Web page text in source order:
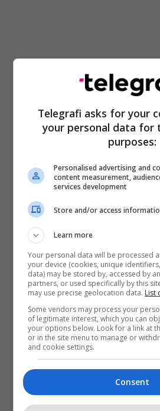
Chelsea Premier League
Nottingham Forest
Transferimet
Telegrafi asks for your
your personal data for
purposes:
Personalised advertising and
content measurement,
services development
Store and/or access
Learn more
Your personal data will be processed
your device (cookies, unique
data) may be stored by, accessed by
partners, or used specifically by this
may use precise geolocation data. List
Some vendors may process your
of legitimate interest, which you can
your options below. Look for a link at
or in the site menu to manage or
and cookie settings.
Consent